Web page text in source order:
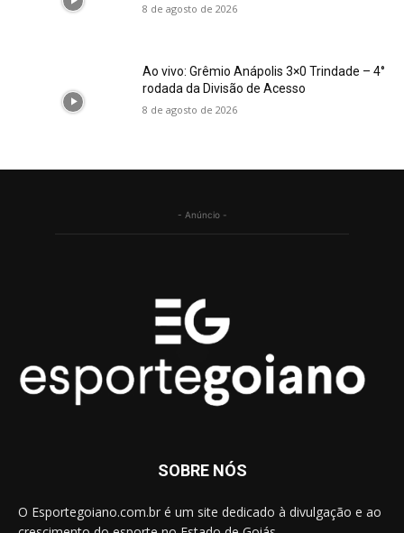
8 de agosto de 2026
Ao vivo: Grêmio Anápolis 3×0 Trindade – 4°
rodada da Divisão de Acesso
8 de agosto de 2026
- Anúncio -
SOBRE NÓS
O Esportegoiano.com.br é um site dedicado à divulgação e ao